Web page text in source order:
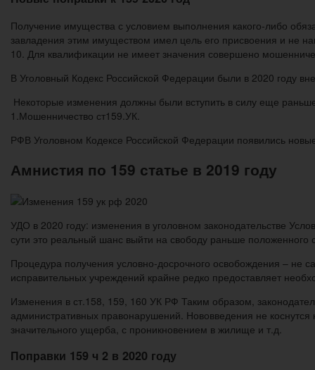
Получение имущества с условием выполнения какого-либо
завладения этим имуществом имел цель его присвоения и не
10. Для квалификации не имеет значения совершено
В Уголовный Кодекс Российской Федерации были в 2020 году
Некоторые изменения должны были вступить в силу еще
1.Мошенничество ст159.УК.
РФВ Уголовном Кодексе Российской Федерации появились
Амнистия по 159 статье в 2019 году
УДО в 2020 году: изменения в уголовном законодательстве
сути это реальный шанс выйти на свободу раньше положенного
Процедура получения условно-досрочного освобождения – не
исправительных учреждений крайне редко предоставляет
Изменения в ст.158, 159, 160 УК РФ Таким образом,
административных правонарушений. Нововведения не
значительного ущерба, с проникновением в жилище и т.д.
Поправки 159 ч 2 в 2020 году